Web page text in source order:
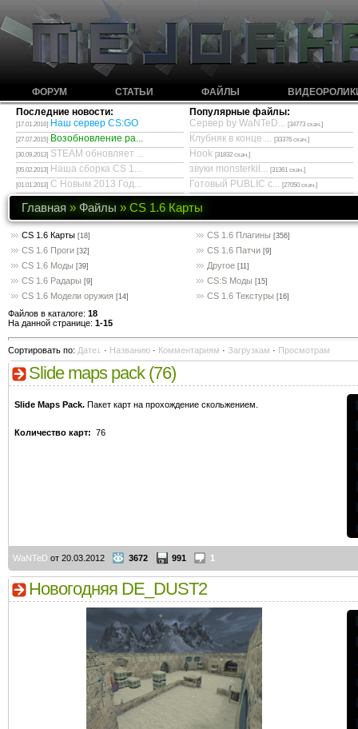
ФОРУМ СТАТЬИ ФАЙЛЫ
Последние новости:
[17.01.2016] Наш сервер CS:GO
[27.07.2015] Возобновление ра...
[30.09.2013] STEAM обновляет ...
[05.02.2013] Наша сборка CS 1...
[01.01.2013] С Новым 2013 Год...
Популярные файлы:
Сервер by WaNTeD... [34773 скач.]
Клубняк в конце ... [33376 скач.]
Hook [31832 скач.]
звуки monsterkil... [31361 скач.]
Готовый PUBLIC с... [27050 скач.]
Главная » Файлы » CS 1.6 Карты
CS 1.6 Карты [18] CS 1.6 Плагины [356]
CS 1.6 Проги [32] CS 1.6 Патчи [9]
CS 1.6 Моды [39] Другое [11]
CS 1.6 Радары [9] CS:S Моды [15]
CS 1.6 Модели оружия [14] CS 1.6 Текстуры [16]
Файлов в каталоге: 18
На данной странице: 1-15
Сортировать по: Дате · Названию · Комментариям · Загрузкам · Просмотрам
Slide maps pack (76)
Slide Maps Pack. Пакет карт на прохождение скольжением.
Количество карт: 76
WaNTeD от 20.03.2012 3672 991 1
Новогодняя DE_DUST2